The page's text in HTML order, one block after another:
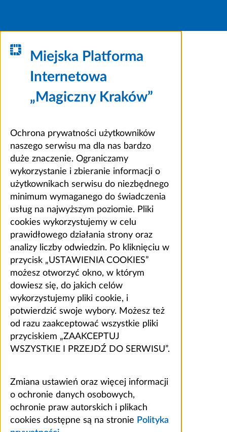
Miejska Platforma
Internetowa
„Magiczny Kraków”
Ochrona prywatności użytkowników
naszego serwisu ma dla nas bardzo
duże znaczenie. Ograniczamy
wykorzystanie i zbieranie informacji o
użytkownikach serwisu do niezbędnego
minimum wymaganego do świadczenia
usług na najwyższym poziomie. Pliki
cookies wykorzystujemy w celu
prawidłowego działania strony oraz
analizy liczby odwiedzin. Po kliknięciu w
przycisk „USTAWIENIA COOKIES”
możesz otworzyć okno, w którym
dowiesz się, do jakich celów
wykorzystujemy pliki cookie, i
potwierdzić swoje wybory. Możesz też
od razu zaakceptować wszystkie pliki
przyciskiem „ZAAKCEPTUJ
WSZYSTKIE I PRZEJDŹ DO SERWISU”.
Zmiana ustawień oraz więcej informacji
o ochronie danych osobowych,
ochronie praw autorskich i plikach
cookies dostępne są na stronie Polityka